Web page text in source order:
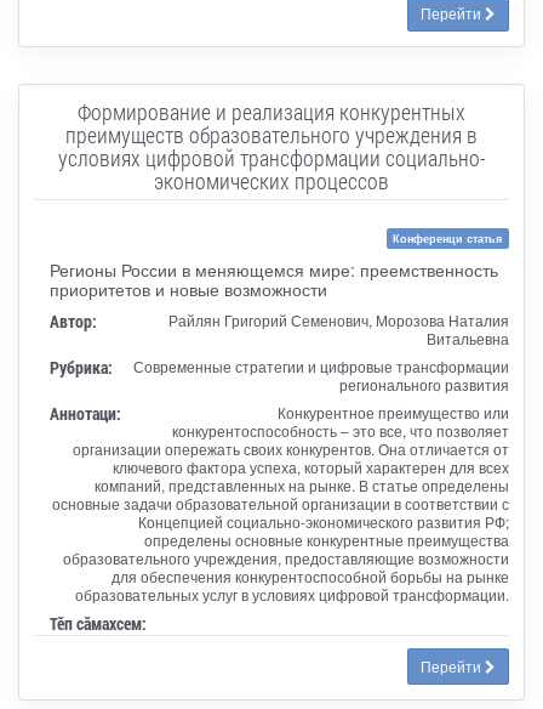
Перейти
Формирование и реализация конкурентных
преимуществ образовательного учреждения в
условиях цифровой трансформации социально-
экономических процессов
Конференци статья
Регионы России в меняющемся мире: преемственность
приоритетов и новые возможности
Автор:
Райлян Григорий Семенович, Морозова Наталия
Витальевна
Рубрика:
Современные стратегии и цифровые трансформации
регионального развития
Аннотаци:
Конкурентное преимущество или
конкурентоспособность – это все, что позволяет
организации опережать своих конкурентов. Она отличается от
ключевого фактора успеха, который характерен для всех
компаний, представленных на рынке. В статье определены
основные задачи образовательной организации в соответствии с
Концепцией социально-экономического развития РФ;
определены основные конкурентные преимущества
образовательного учреждения, предоставляющие возможности
для обеспечения конкурентоспособной борьбы на рынке
образовательных услуг в условиях цифровой трансформации.
Тӗп сӑмахсем:
Перейти